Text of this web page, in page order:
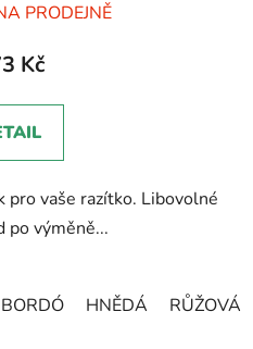
hodnocení
produktu
5,0
z
hvězdiček.
PRODEJNĚ
Kč
pro vaše razítko. Libovolné
po výměně...
BORDÓ HNĚDÁ RŮŽOVÁ